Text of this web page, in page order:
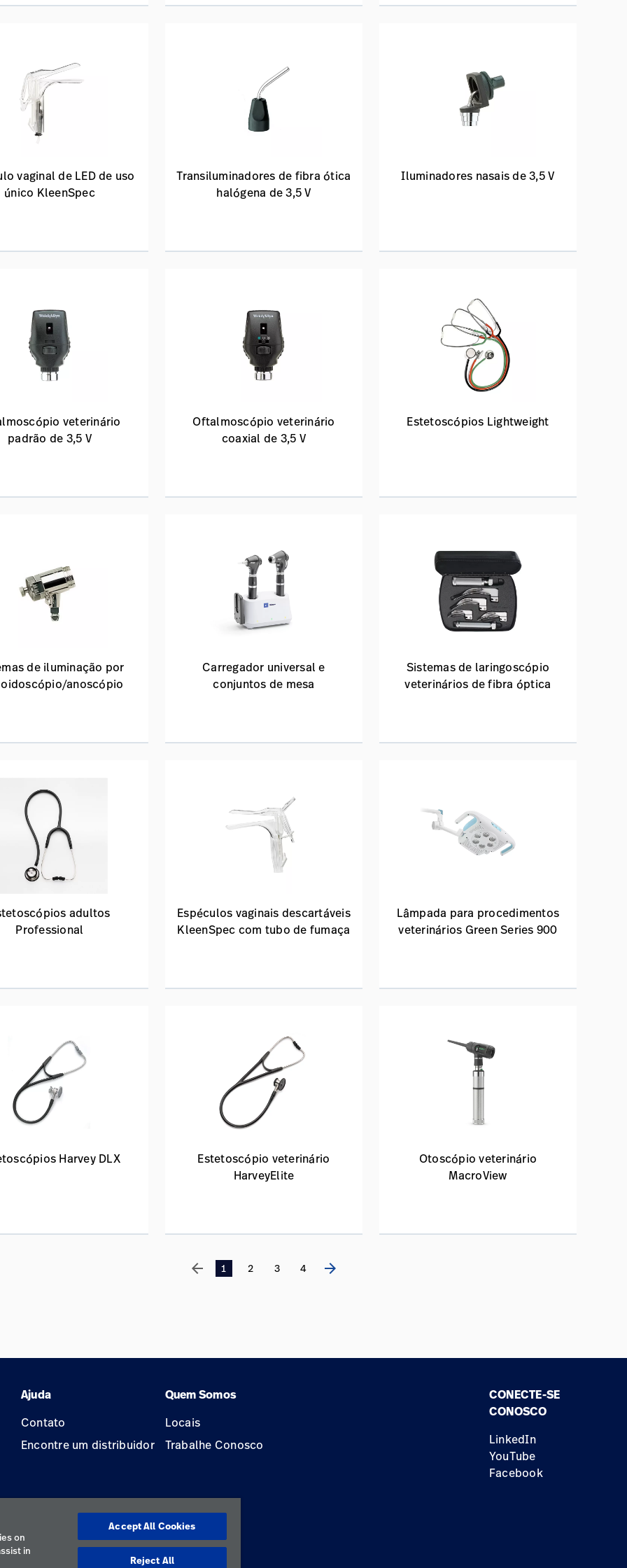
vaginal de LED de uso
único KleenSpec
Transiluminadores de fibra ótica
halógena de 3,5 V
Iluminadores nasais de 3,5 V
veterinário
padrão de 3,5 V
Oftalmoscópio veterinário
coaxial de 3,5 V
Estetoscópios Lightweight
de iluminação por
anoscópio
Carregador universal e
conjuntos de mesa
Sistemas de laringoscópio
veterinários de fibra óptica
adultos
Professional
Espéculos vaginais descartáveis
KleenSpec com tubo de fumaça
Lâmpada para procedimentos
veterinários Green Series 900
Harvey DLX
Estetoscópio veterinário
HarveyElite
Otoscópio veterinário
MacroView
arrow_back 1 2 3 4 arrow_forward
Ajuda Quem Somos
Contato
Encontre um distribuidor
Locais
Trabalhe Conosco
CONECTE-SE
CONOSCO
LinkedIn
YouTube
Facebook
on
in
Accept All Cookies
Reject All